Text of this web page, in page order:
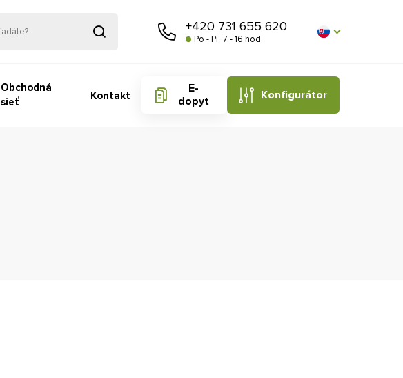
+420 731 655 620
Po - Pi: 7 - 16 hod.
Obchodná
sieť
Kontakt
E-
dopyt
Konfigurátor